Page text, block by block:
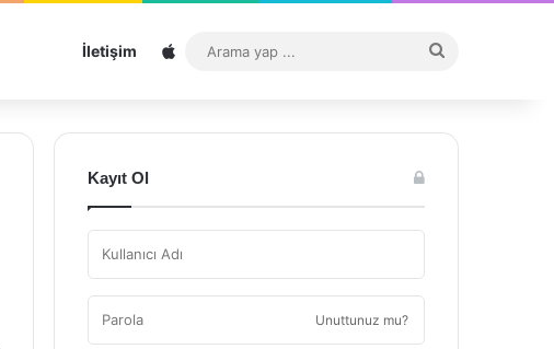
İletişim Sitemap
...
Kayıt Ol
Unuttunuz mu?